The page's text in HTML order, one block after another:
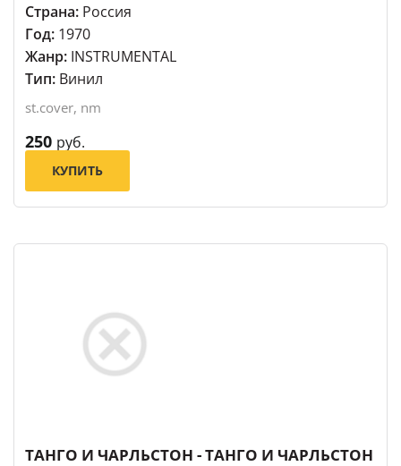
Страна: Россия
Год: 1970
Жанр: INSTRUMENTAL
Тип: Винил
st.cover, nm
250 руб.
КУПИТЬ
ТАНГО И ЧАРЛЬСТОН - ТАНГО И ЧАРЛЬСТОН